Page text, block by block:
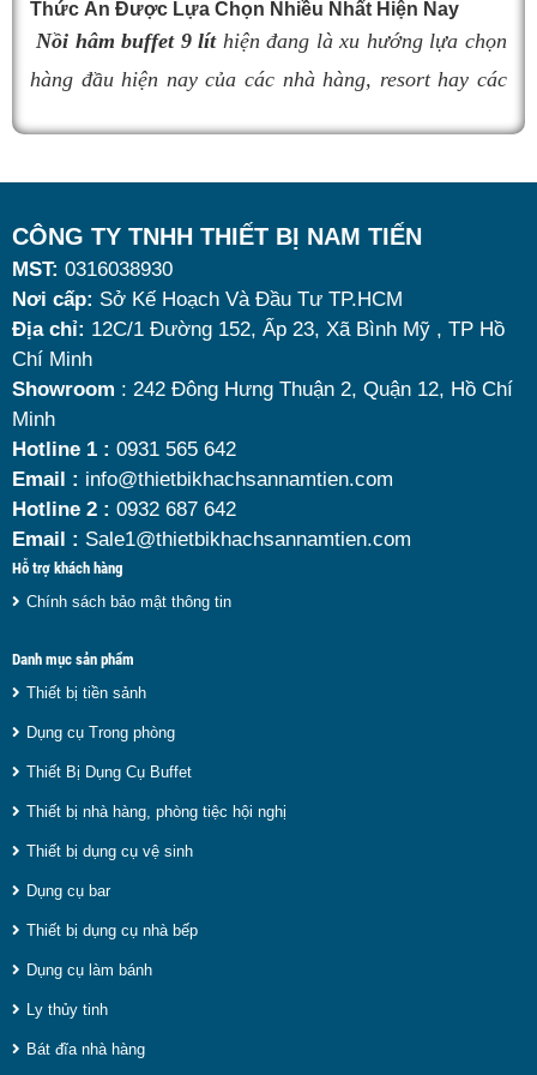
cầu sử dụng là vô cùng quan trọng. Dưới đây là
Thức Ăn Được Lựa Chọn Nhiều Nhất Hiện Nay
Nồi hâm buffet 9 líthiện đang là xu hướng lựa chọn
hàng đầu hiện nay của các nhà hàng, resort hay các
Tuy nhiên, giữa hàng loạt mẫu mã trên thị trường,
đâu là loại phù hợp nhất? Nên chọn nồi hâm buffet
dùng điện hay dùng cồn? Cùng tìm hiểu những tiêu
chí quan trọng giúp bạn chọn được mẫu
nóng thức ăn 9 lítchất lượng, bền đẹp và tối ưu chi
phí nhất hiện nay.
CÔNG TY TNHH THIẾT BỊ NAM TIẾN
MST: 0316038930
Nơi cấp: Sở Kế Hoạch Và Đầu Tư TP.HCM
Địa chỉ: 12C/1 Đường 152, Ấp 23, Xã Bình Mỹ , TP Hồ
Chí Minh
Showroom : 242 Đông Hưng Thuận 2, Quận 12, Hồ Chí
Minh
Hotline 1 : 0931 565 642
Email : info@thietbikhachsannamtien.com
Hotline 2 : 0932 687 642
Email : Sale1@thietbikhachsannamtien.com
Hỗ trợ khách hàng
Chính sách bảo mật thông tin
Danh mục sản phẩm
Thiết bị tiền sảnh
Dụng cụ Trong phòng
Thiết Bị Dụng Cụ Buffet
Thiết bị nhà hàng, phòng tiệc hội nghị
Thiết bị dụng cụ vệ sinh
Dụng cụ bar
Thiết bị dụng cụ nhà bếp
Dụng cụ làm bánh
Ly thủy tinh
Bát đĩa nhà hàng